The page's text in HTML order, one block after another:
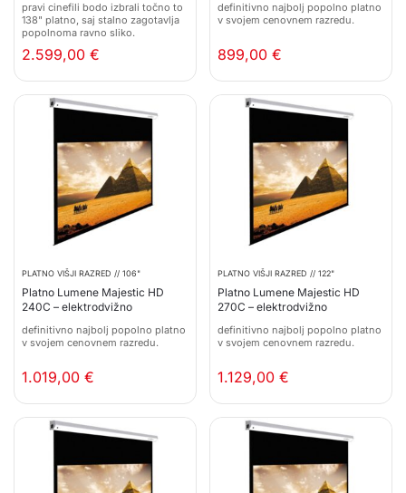
pravi cinefili bodo izbrali točno to
138" platno, saj stalno zagotavlja
popolnoma ravno sliko.
2.599,00 €
definitivno najbolj popolno platno
v svojem cenovnem razredu.
899,00 €
PLATNO VIŠJI RAZRED // 106"
Platno Lumene Majestic HD
240C – elektrodvižno
definitivno najbolj popolno platno
v svojem cenovnem razredu.
1.019,00 €
PLATNO VIŠJI RAZRED // 122"
Platno Lumene Majestic HD
270C – elektrodvižno
definitivno najbolj popolno platno
v svojem cenovnem razredu.
1.129,00 €